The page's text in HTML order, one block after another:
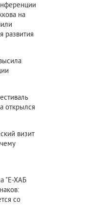
на
развития
открылся
визит
"Е-ХАБ
со